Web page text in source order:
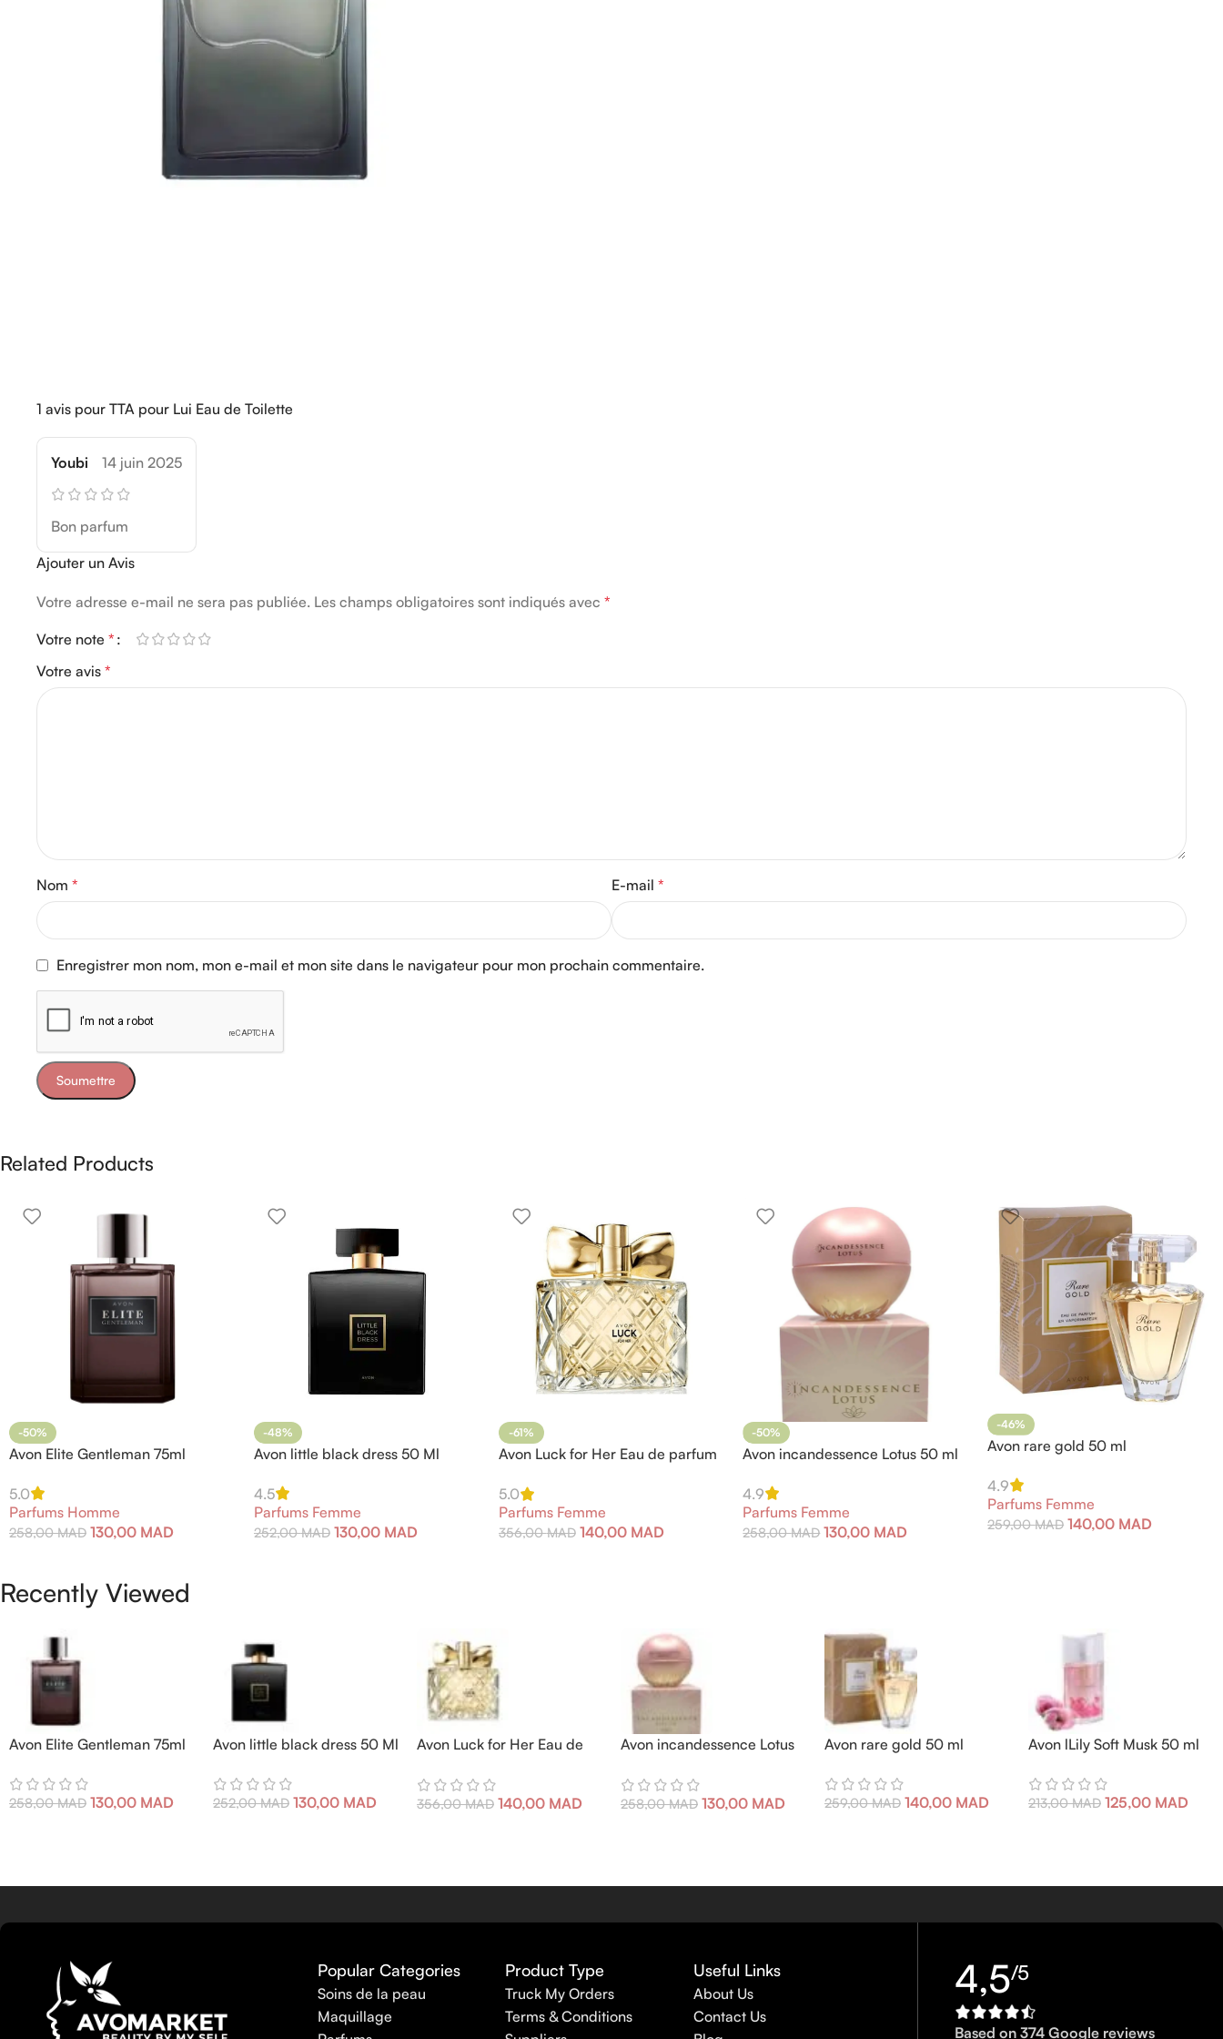
1 avis pour TTA pour Lui Eau de Toilette
Youbi 14 juin 2025
Bon parfum
Ajouter un Avis
Votre adresse e-mail ne sera pas publiée. Les champs obligatoires sont indiqués avec *
Votre note *
Votre avis *
Nom * E-mail *
Enregistrer mon nom, mon e-mail et mon site dans le navigateur pour mon prochain commentaire.
Related Products
-50%
Avon Elite Gentleman 75ml
5.0
Parfums Homme
258,00MAD 130,00 MAD
-48%
Avon little black dress 50 Ml
4.5
Parfums Femme
252,00MAD 130,00 MAD
-61%
Avon Luck for Her Eau de parfum
5.0
Parfums Femme
356,00MAD 140,00 MAD
-50%
Avon incandessence Lotus 50 ml
4.9
Parfums Femme
258,00MAD 130,00 MAD
-46%
Avon rare gold 50 ml
4.9
Parfums Femme
259,00MAD 140,00 MAD
Recently Viewed
Avon Elite Gentleman 75ml
258,00MAD 130,00 MAD
Avon little black dress 50 Ml
252,00MAD 130,00 MAD
Avon Luck for Her Eau de
356,00MAD 140,00 MAD
Avon incandessence Lotus
258,00MAD 130,00 MAD
Avon rare gold 50 ml
259,00MAD 140,00 MAD
Avon lLily Soft Musk 50 ml
213,00MAD 125,00 MAD
Popular Categories
Soins de la peau
Maquillage
Product Type
Truck My Orders
Terms & Conditions
Useful Links
About Us
Contact Us
4,5/5
Based on 374 Google reviews